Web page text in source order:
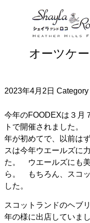
オーツケー
2023年4月2日 Category
今年のFOODEXは３月
トで開催されました
年が初めてで、以前は
スは今年ウエールズに
た。 ウエールズにも
ら。 もちろん、スコ
した。
スコットランドのヘ
年の様に出店していま